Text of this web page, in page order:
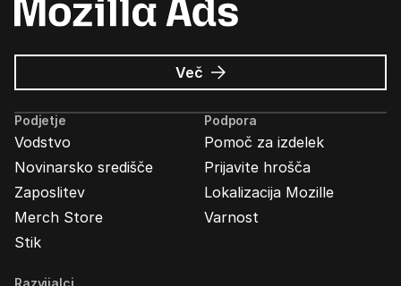
Več o
Oglasi
Mozilla
Podjetje
Vodstvo
Novinarsko središče
Zaposlitev
Merch Store
Stik
Podpora
Pomoč za izdelek
Prijavite hrošča
Lokalizacija Mozille
Varnost
Razvijalci